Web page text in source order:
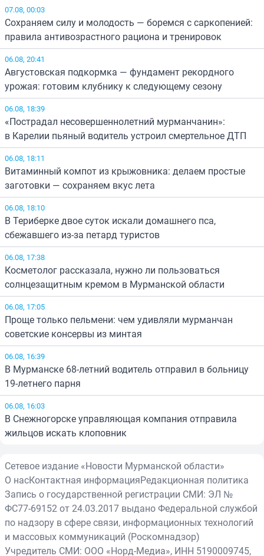
07.08, 00:03
Сохраняем силу и молодость — боремся с саркопенией:
правила антивозрастного рациона и тренировок
06.08, 20:41
Августовская подкормка — фундамент рекордного
урожая: готовим клубнику к следующему сезону
06.08, 18:39
«Пострадал несовершеннолетний мурманчанин»:
в Карелии пьяный водитель устроил смертельное ДТП
06.08, 18:11
Витаминный компот из крыжовника: делаем простые
заготовки — сохраняем вкус лета
06.08, 18:10
В Териберке двое суток искали домашнего пса,
сбежавшего из-за петард туристов
06.08, 17:38
Косметолог рассказала, нужно ли пользоваться
солнцезащитным кремом в Мурманской области
06.08, 17:05
Проще только пельмени: чем удивляли мурманчан
советские консервы из минтая
06.08, 16:39
В Мурманске 68-летний водитель отправил в больницу
19-летнего парня
06.08, 16:03
В Снежногорске управляющая компания отправила
жильцов искать клоповник
Сетевое издание «Новости Мурманской области»
О насКонтактная информацияРедакционная политика
Запись о государственной регистрации СМИ: ЭЛ №
ФС77-69152 от 24.03.2017 выдано Федеральной службой
по надзору в сфере связи, информационных технологий
и массовых коммуникаций (Роскомнадзор)
Учредитель СМИ: ООО «Норд-Медиа», ИНН 5190009745,